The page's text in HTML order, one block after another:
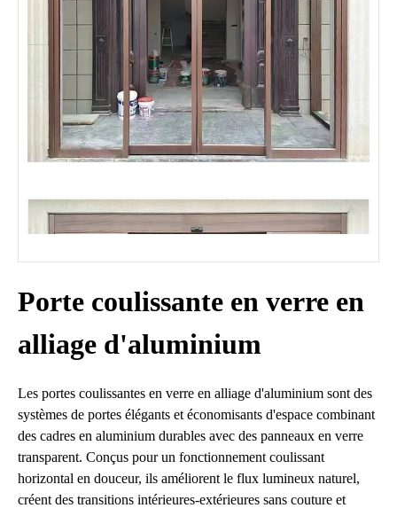
Porte coulissante en verre en
alliage d'aluminium
Les portes coulissantes en verre en alliage d'aluminium sont des
systèmes de portes élégants et économisants d'espace combinant
des cadres en aluminium durables avec des panneaux en verre
transparent. Conçus pour un fonctionnement coulissant
horizontal en douceur, ils améliorent le flux lumineux naturel,
créent des transitions intérieures-extérieures sans couture et